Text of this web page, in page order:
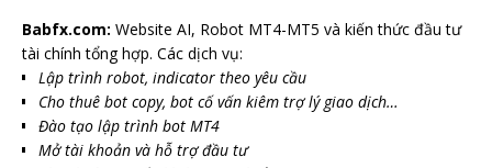
Babfx.com: Website AI, Robot MT4-MT5 và kiến thức đầu tư
tài chính tổng hợp. Các dịch vụ:
Lập trình robot, indicator theo yêu cầu
Cho thuê bot copy, bot cố vấn kiêm trợ lý giao dịch…
Đào tạo lập trình bot MT4
Mở tài khoản và hỗ trợ đầu tư